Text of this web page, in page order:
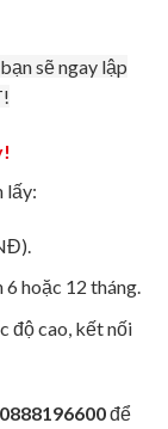
sẽ ngay lập
lấy:
hoặc 12 tháng.
độ cao, kết nối
0888196600để